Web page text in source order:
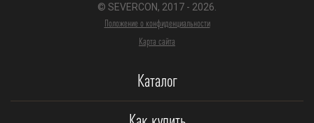
© SEVERCON, 2017 - 2026.
Положение о конфиденциальности
Карта сайта
Каталог